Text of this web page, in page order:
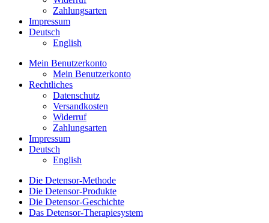
Zahlungsarten
Impressum
Deutsch
English
Mein Benutzerkonto
Mein Benutzerkonto
Rechtliches
Datenschutz
Versandkosten
Widerruf
Zahlungsarten
Impressum
Deutsch
English
Die Detensor-Methode
Die Detensor-Produkte
Die Detensor-Geschichte
Das Detensor-Therapiesystem